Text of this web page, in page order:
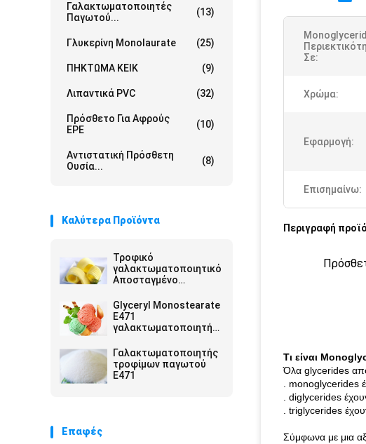
Γαλακτωματοποιητές
Παγωτού...
(13)
Γλυκερίνη Monolaurate (25)
ΠΗΚΤΩΜΑ ΚΕΙΚ (9)
Λιπαντικά PVC (32)
Πρόσθετο Για Αφρούς
EPE
(10)
Αντιστατική Πρόσθετη
Ουσία...
(8)
Καλύτερα Προϊόντα
Τροφικό
γαλακτωματοποιητικό
Αποσταγμένο
Εργοστάσιο Off Λευκή
σκόνη για μαργαρίνη
Glyceryl Monostearate
E471
γαλακτωματοποιητή
σταθεροποιητών GMS
παγωτού
Γαλακτωματοποιητής
τροφίμων παγωτού
E471
Επαφές
Σε:
Χρώμα:
Εφαρμογή:
Επισημαίνω:
Περιγραφή
Τι είναι
Όλα glycerides
. monoglycerides
. diglycerides
triglycerides
Σύμφωνα με μια